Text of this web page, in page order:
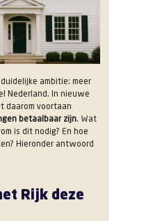
ambitie: meer
Nederland. In nieuwe
daarom voortaan
betaalbaar zijn. Wat
is dit nodig? En hoe
Hieronder antwoord
Rijk deze